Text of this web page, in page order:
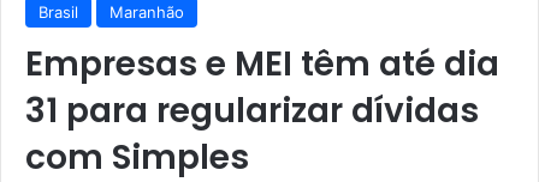
Brasil Maranhão
Empresas e MEI têm até dia
31 para regularizar dívidas
com Simples